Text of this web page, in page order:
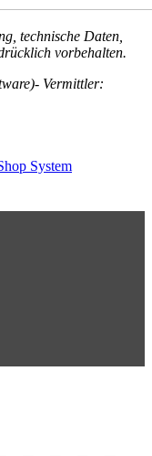
technische Daten,
vorbehalten.
Vermittler:
System